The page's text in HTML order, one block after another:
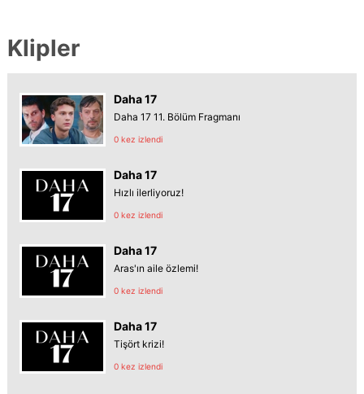
Klipler
Daha 17
Daha 17 11. Bölüm Fragmanı
0 kez izlendi
Daha 17
Hızlı ilerliyoruz!
0 kez izlendi
Daha 17
Aras'ın aile özlemi!
0 kez izlendi
Daha 17
Tişört krizi!
0 kez izlendi